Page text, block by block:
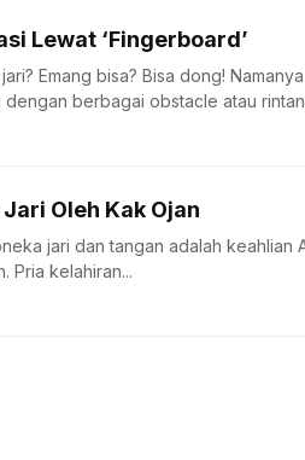
Lewat ‘Fingerboard’
Emang bisa? Bisa dong!
berbagai obstacle atau
Oleh Kak Ojan
jari dan tangan adalah keahlian
Pria kelahiran...